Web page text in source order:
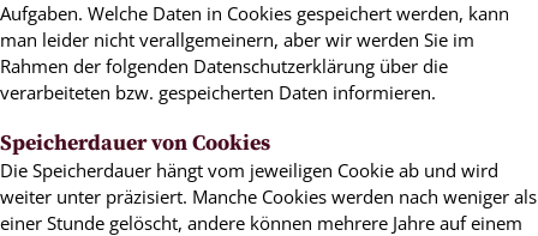
Aufgaben. Welche Daten in Cookies gespeichert werden, kann
man leider nicht verallgemeinern, aber wir werden Sie im
Rahmen der folgenden Datenschutzerklärung über die
verarbeiteten bzw. gespeicherten Daten informieren.
Speicherdauer von Cookies
Die Speicherdauer hängt vom jeweiligen Cookie ab und wird
weiter unter präzisiert. Manche Cookies werden nach weniger als
einer Stunde gelöscht, andere können mehrere Jahre auf einem